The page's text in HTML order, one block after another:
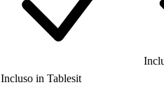
Incluso in Tablesit